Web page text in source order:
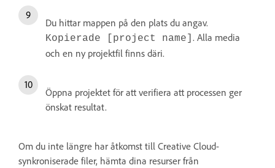
Du hittar mappen på den plats du angav.
Kopierade [project name] . Alla media
och en ny projektfil finns däri.
Öppna projektet för att verifiera att processen ger
önskat resultat.
Om du inte längre har åtkomst till Creative Cloud-
synkroniserade filer, hämta dina resurser från